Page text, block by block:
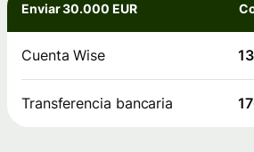
Enviar 30.000 EUR
Cuenta Wise
Transferencia bancaria